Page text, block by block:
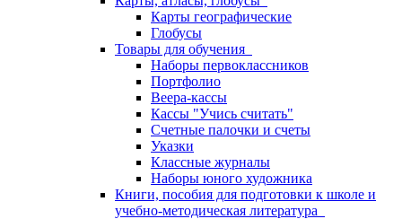
Карты географические
Глобусы
Товары для обучения
Наборы первоклассников
Портфолио
Веера-кассы
Кассы "Учись считать"
Счетные палочки и счеты
Указки
Классные журналы
Наборы юного художника
Книги, пособия для подготовки к школе и
учебно-методическая литература